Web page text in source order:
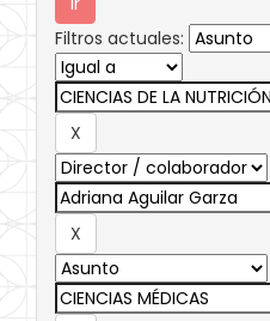
Filtros actuales: